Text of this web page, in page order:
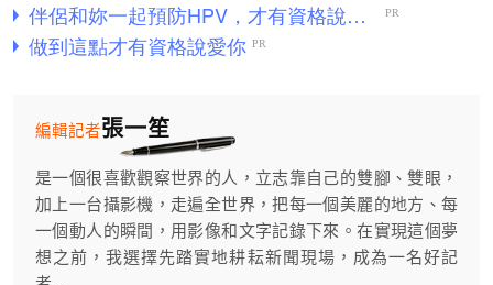
張一笙
編輯記者
是一個很喜歡觀察世界的人，立志靠自己的雙腳、雙眼，
加上一台攝影機，走遍全世界，把每一個美麗的地方、每
一個動人的瞬間，用影像和文字記錄下來。在實現這個夢
想之前，我選擇先踏實地耕耘新聞現場，成為一名好記